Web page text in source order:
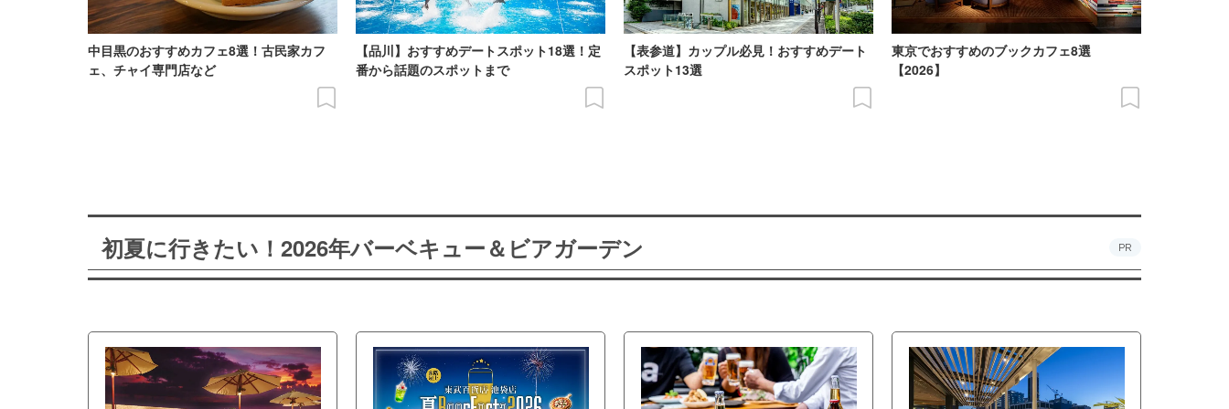
中目黒のおすすめカフェ8選！古民家カフ
ェ、チャイ専門店など
【品川】おすすめデートスポット18選！定
番から話題のスポットまで
【表参道】カップル必見！おすすめデート
スポット13選
東京でおすすめのブックカフェ8選
【2026】
初夏に行きたい！2026年バーベキュー＆ビアガーデン PR